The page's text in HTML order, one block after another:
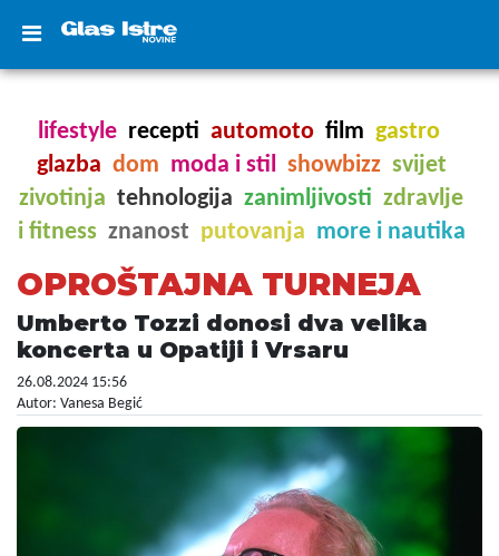
lifestyle recepti automoto film gastro
glazba dom moda i stil showbizz svijet
zivotinja tehnologija zanimljivosti zdravlje
i fitness znanost putovanja more i nautika
OPROŠTAJNA TURNEJA
Umberto Tozzi donosi dva velika
koncerta u Opatiji i Vrsaru
26.08.2024 15:56
Autor: Vanesa Begić